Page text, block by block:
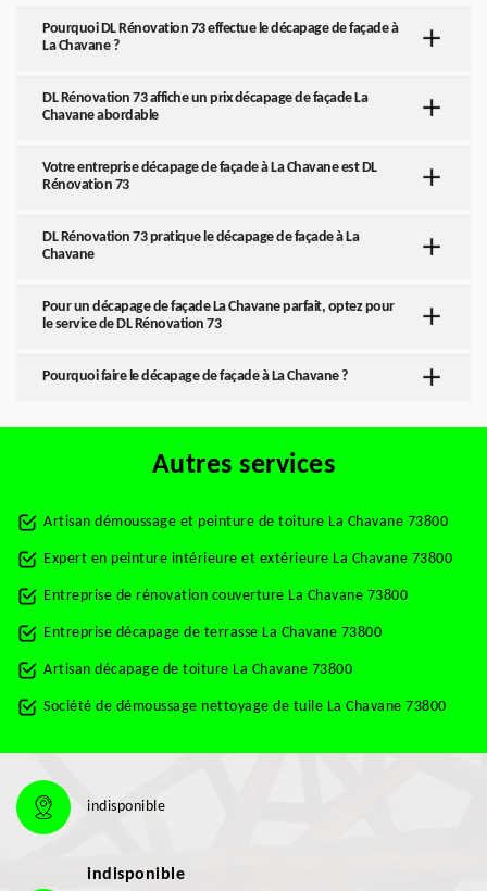
Pourquoi DL Rénovation 73 effectue le décapage de façade à
La Chavane ?
DL Rénovation 73 affiche un prix décapage de façade La
Chavane abordable
Votre entreprise décapage de façade à La Chavane est DL
Rénovation 73
DL Rénovation 73 pratique le décapage de façade à La
Chavane
Pour un décapage de façade La Chavane parfait, optez pour
le service de DL Rénovation 73
Pourquoi faire le décapage de façade à La Chavane ?
Autres services
Artisan démoussage et peinture de toiture La Chavane 73800
Expert en peinture intérieure et extérieure La Chavane 73800
Entreprise de rénovation couverture La Chavane 73800
Entreprise décapage de terrasse La Chavane 73800
Artisan décapage de toiture La Chavane 73800
Société de démoussage nettoyage de tuile La Chavane 73800
indisponible
indisponible